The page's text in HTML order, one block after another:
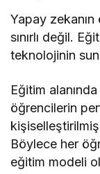
Yapay
sınırlı değil.
teknolojinin
Eğitim
öğrencilerin
Böylece her
eğitim modeli